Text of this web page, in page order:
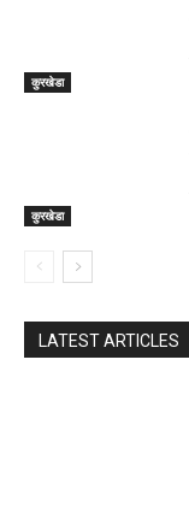
कुरखेडा
कुरखेडा
LATEST ARTICLES